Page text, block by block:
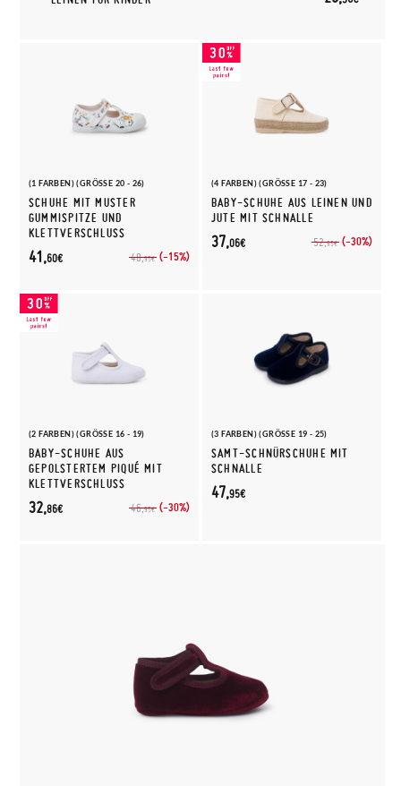
(1 FARBEN) (GRÖSSE 20 - 26)
SCHUHE MIT MUSTER
GUMMISPITZE UND
KLETTVERSCHLUSS
48,95€ (-15%)
41,60€
(4 FARBEN) (GRÖSSE 17 - 23)
BABY-SCHUHE AUS LEINEN UND
JUTE MIT SCHNALLE
52,95€ (-30%)
37,06€
(2 FARBEN) (GRÖSSE 16 - 19)
BABY-SCHUHE AUS
GEPOLSTERTEM PIQUÉ MIT
KLETTVERSCHLUSS
46,95€ (-30%)
32,86€
(3 FARBEN) (GRÖSSE 19 - 25)
SAMT-SCHNÜRSCHUHE MIT
SCHNALLE
47,95€